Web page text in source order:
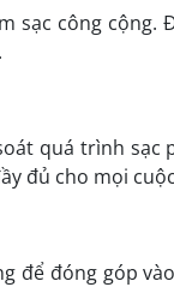
sạc công
quá trình sạc
đủ cho mọi
để đóng góp